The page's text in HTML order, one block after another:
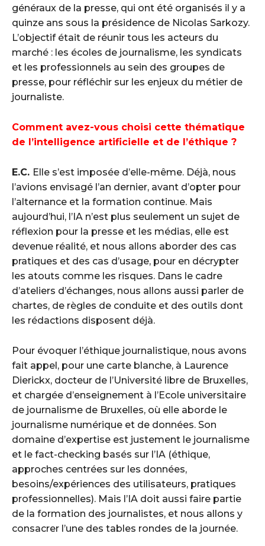
généraux de la presse, qui ont été organisés il y a
quinze ans sous la présidence de Nicolas Sarkozy.
L’objectif était de réunir tous les acteurs du
marché : les écoles de journalisme, les syndicats
et les professionnels au sein des groupes de
presse, pour réfléchir sur les enjeux du métier de
journaliste.
Comment avez-vous choisi cette thématique
de l’intelligence artificielle et de l’éthique ?
E.C. Elle s’est imposée d’elle-même. Déjà, nous
l’avions envisagé l’an dernier, avant d’opter pour
l’alternance et la formation continue. Mais
aujourd’hui, l’IA n’est plus seulement un sujet de
réflexion pour la presse et les médias, elle est
devenue réalité, et nous allons aborder des cas
pratiques et des cas d’usage, pour en décrypter
les atouts comme les risques. Dans le cadre
d’ateliers d’échanges, nous allons aussi parler de
chartes, de règles de conduite et des outils dont
les rédactions disposent déjà.
Pour évoquer l’éthique journalistique, nous avons
fait appel, pour une carte blanche, à Laurence
Dierickx, docteur de l’Université libre de Bruxelles,
et chargée d’enseignement à l’Ecole universitaire
de journalisme de Bruxelles, où elle aborde le
journalisme numérique et de données. Son
domaine d’expertise est justement le journalisme
et le fact-checking basés sur l’IA (éthique,
approches centrées sur les données,
besoins/expériences des utilisateurs, pratiques
professionnelles). Mais l’IA doit aussi faire partie
de la formation des journalistes, et nous allons y
consacrer l’une des tables rondes de la journée.